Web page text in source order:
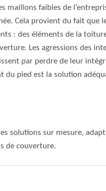
maillons faibles de
Cela provient du fait que
: des éléments de la
Les agressions des
par perdre de leur
du pied est la solution
solutions sur mesure,
de couverture.